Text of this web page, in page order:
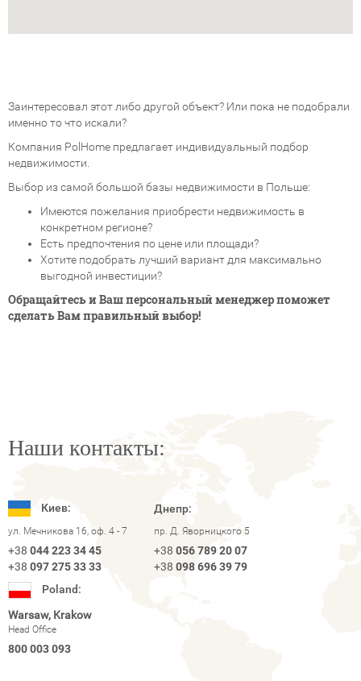
Заинтересовал этот либо другой объект? Или пока не подобрали
именно то что искали?
Компания PolHome предлагает индивидуальный подбор
недвижимости.
Выбор из самой большой базы недвижимости в Польше:
Имеются пожелания приобрести недвижимость в
конкретном регионе?
Есть предпочтения по цене или площади?
Хотите подобрать лучший вариант для максимально
выгодной инвестиции?
Обращайтесь и Ваш персональный менеджер поможет
сделать Вам правильный выбор!
Наши контакты:
Киев:
ул. Мечникова 16, оф. 4 - 7
+38 044 223 34 45
+38 097 275 33 33
Днепр:
пр. Д. Яворницкого 5
+38 056 789 20 07
+38 098 696 39 79
Poland:
Warsaw, Krakow
Head Office
800 003 093